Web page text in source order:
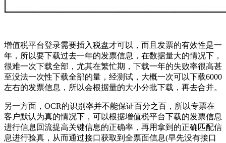
增值税平台登录需要插入税盘才可以，而且发票的有效性是一
年，所以要下载过去一年的发票信息，在数据量大的情况下，
很难一次下载全部，尤其在繁忙期，下载一年的失败率很高甚
至没法一次性下载全部的量，经测试，大概一次可以下载6000
左右的发票信息，所以会根据量的大小分批下载，再去合并。
另一方面，OCR的识别率并不能保证百分之百，所以专票在
客户默认为真的情况下，可以根据增值税平台下载的发票信息
进行信息回流提高关键信息的正确率，再用拿到的正确匹配信
息进行验真，从而通过接口获取到全票面信息(早先没有接口